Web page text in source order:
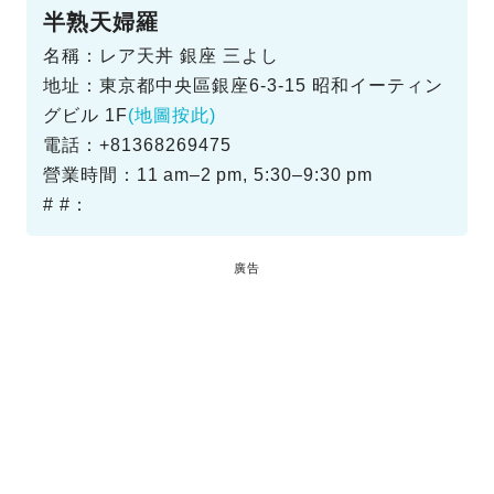
半熟天婦羅
名稱：レア天丼 銀座 三よし
地址：東京都中央區銀座6-3-15 昭和イーティン
グビル 1F(地圖按此)
電話：+81368269475
營業時間：11 am–2 pm, 5:30–9:30 pm
# #：
廣告